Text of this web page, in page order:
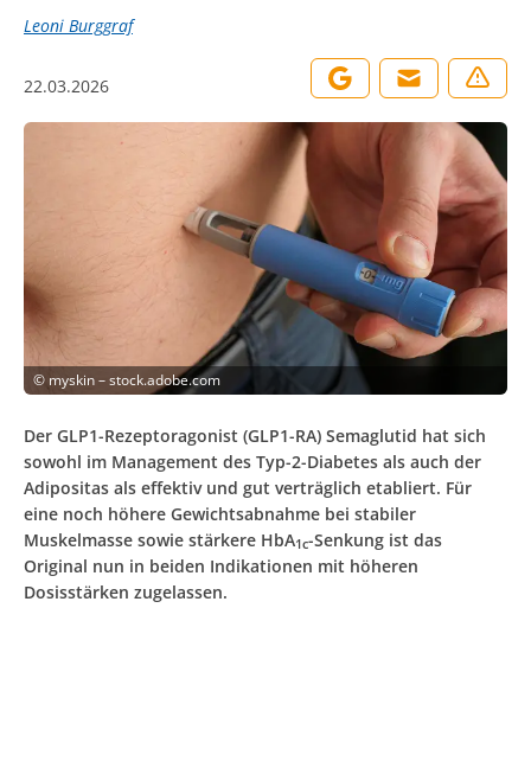
Leoni Burggraf
22.03.2026
© myskin – stock.adobe.com
Der GLP1-Rezeptoragonist (GLP1-RA) Semaglutid hat sich
sowohl im Management des Typ-2-Diabetes als auch der
Adipositas als effektiv und gut verträglich etabliert. Für
eine noch höhere Gewichtsabnahme bei stabiler
Muskelmasse sowie stärkere HbA1c-Senkung ist das
Original nun in beiden Indikationen mit höheren
Dosisstärken zugelassen.